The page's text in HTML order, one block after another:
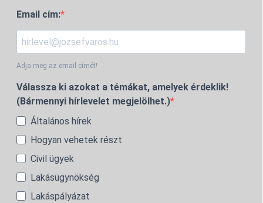
Email cím:
Adja meg az email címét!
Válassza ki azokat a témákat, amelyek érdeklik!
(Bármennyi hírlevelet megjelölhet.)
Általános hírek
Hogyan vehetek részt
Civil ügyek
Lakásügynökség
Lakáspályázat